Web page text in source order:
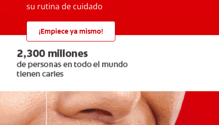
su rutina de cuidado
¡Empiece ya mismo!